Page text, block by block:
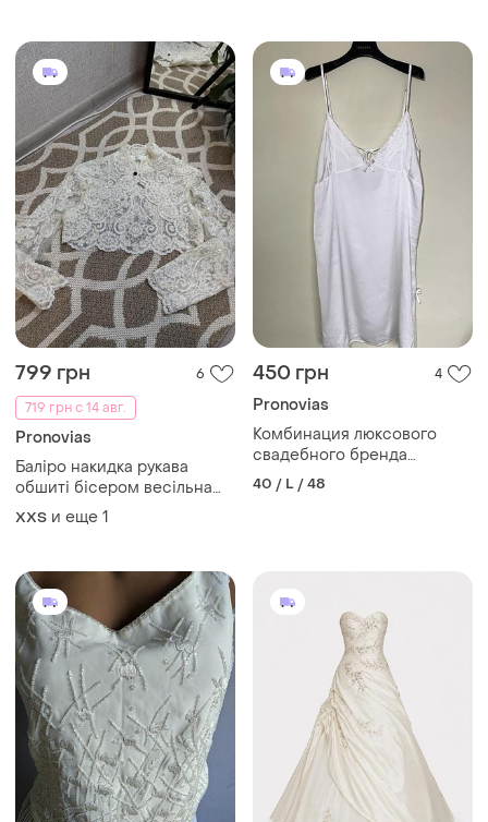
799 грн
6
719 грн с 14 авг.
Pronovias
Баліро накидка рукава
обшиті бісером весільна
напидка
XХS и еще 1
450 грн 4
Pronovias
Комбинация люксового
свадебного бренда
pronovias р. l ночная
рубашка свадебная белая
40 / L / 48